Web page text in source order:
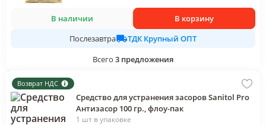
В наличии
В корзину
Послезавтра
ТДК Крупный ОПТ
Всего 3 предложения
Возврат НДС
Средство для устранения засоров Sanitol Pro
Антизасор 100 гр., флоу-пак
1 шт в упаковке